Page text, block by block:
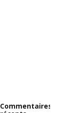
Commentaires